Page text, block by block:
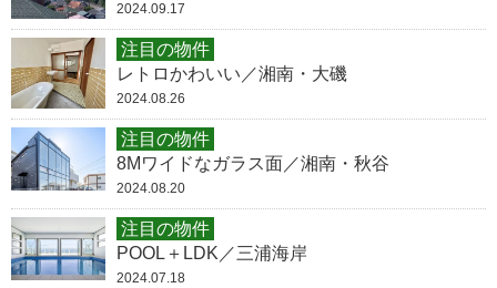
2024.09.17
注目の物件
レトロかわいい／湘南・大磯
2024.08.26
注目の物件
8Mワイドなガラス面／湘南・秋谷
2024.08.20
注目の物件
POOL＋LDK／三浦海岸
2024.07.18